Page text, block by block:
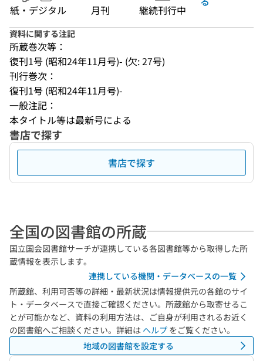
紙・デジタル 月刊 継続刊行中
資料に関する注記
所蔵巻次等：
復刊1号 (昭和24年11月号)- (欠: 27号)
刊行巻次：
復刊1号 (昭和24年11月号)-
一般注記：
本タイトル等は最新号による
書店で探す
書店で探す
全国の図書館の所蔵
国立国会図書館サーチが連携している各図書館等から取得した所
蔵情報を表示します。
連携している機関・データベースの一覧
所蔵館、利用可否等の詳細・最新状況は情報提供元の各館のサイ
ト・データベースで直接ご確認ください。所蔵館から取寄せるこ
とが可能かなど、資料の利用方法は、ご自身が利用されるお近く
の図書館へご相談ください。詳細は ヘルプ をご覧ください。
地域の図書館を設定する